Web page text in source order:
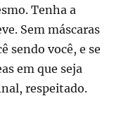
Tenha a
Sem máscaras
sendo você, e se
em que seja
respeitado.